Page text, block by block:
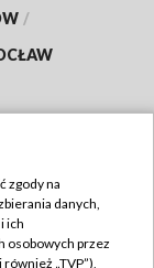
/
zgody na
danych,
ich
osobowych przez
„TVP”),